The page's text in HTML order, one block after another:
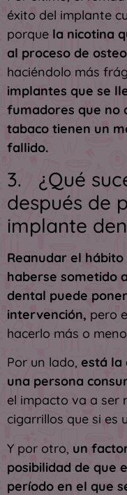
éxito del implante
porque la nicotina
al proceso de
haciéndolo más
implantes que se
fumadores que no
tabaco tienen un
fallido.
3. ¿Qué
después de
implante
Reanudar el
haberse sometido
dental puede
intervención, pero
hacerlo más o
Por un lado, está la
una persona
el impacto va a ser
cigarrillos que si es
Y por otro, un
posibilidad de que
período en el que